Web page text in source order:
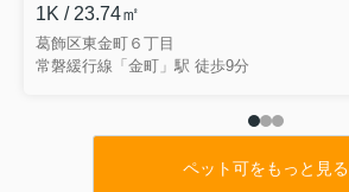
1K / 23.74㎡
葛飾区東金町６丁目
常磐緩行線「金町」駅 徒歩9分
ペット可をもっと見る